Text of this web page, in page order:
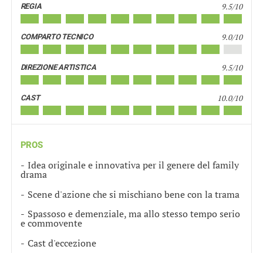
REGIA 9.5/10
COMPARTO TECNICO 9.0/10
DIREZIONE ARTISTICA 9.5/10
CAST 10.0/10
PROS
Idea originale e innovativa per il genere del family
drama
Scene d'azione che si mischiano bene con la trama
Spassoso e demenziale, ma allo stesso tempo serio
e commovente
Cast d'eccezione